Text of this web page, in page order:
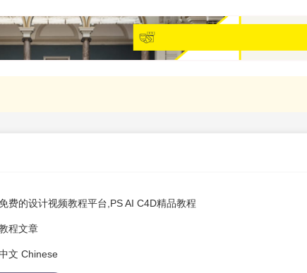
费的设计视频教程平台,PS AI C4D精品教程
程文章
文 Chinese